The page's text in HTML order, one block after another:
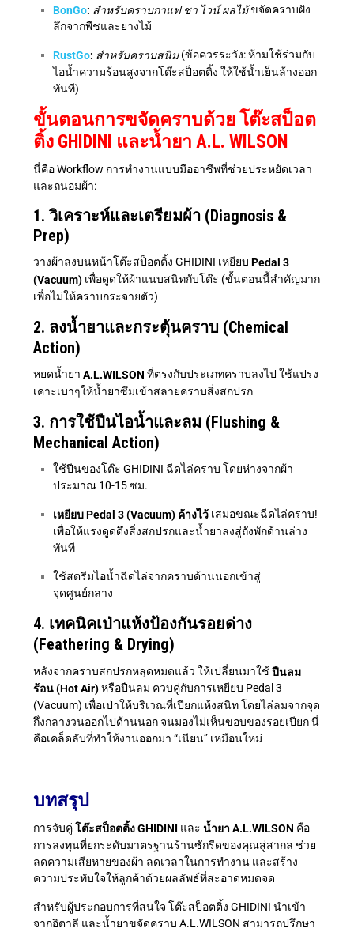
BonGo: สำหรับคราบกาแฟ ชา ไวน์ ผลไม้ขจัดคราบฝัง
ลึกจากพืชและยางไม้
RustGo: สำหรับคราบสนิม(ข้อควรระวัง: ห้ามใช้ร่วมกับ
ไอน้ำความร้อนสูงจากโต๊ะสป็อตติ้ง ให้ใช้น้ำเย็นล้างออก
ทันที)
ขั้นตอนการขจัดคราบด้วย โต๊ะสป็อต
ติ้ง GHIDINI และน้ำยา A.L. WILSON
นี่คือ Workflow การทำงานแบบมืออาชีพที่ช่วยประหยัดเวลา
และถนอมผ้า:
1. วิเคราะห์และเตรียมผ้า (Diagnosis &
Prep)
วางผ้าลงบนหน้าโต๊ะสป็อตติ้ง GHIDINI เหยียบPedal 3
(Vacuum) เพื่อดูดให้ผ้าแนบสนิทกับโต๊ะ (ขั้นตอนนี้สำคัญมาก
เพื่อไม่ให้คราบกระจายตัว)
2. ลงน้ำยาและกระตุ้นคราบ (Chemical
Action)
หยดน้ำยา A.L.WILSON ที่ตรงกับประเภทคราบลงไป ใช้แปรง
เคาะเบาๆให้น้ำยาซึมเข้าสลายคราบสิ่งสกปรก
3. การใช้ปืนไอน้ำและลม (Flushing &
Mechanical Action)
ใช้ปืนของโต๊ะ GHIDINI ฉีดไล่คราบ โดยห่างจากผ้า
ประมาณ 10-15 ซม.
เหยียบ Pedal 3 (Vacuum) ค้างไว้ เสมอขณะฉีดไล่คราบ!
เพื่อให้แรงดูดดึงสิ่งสกปรกและน้ำยาลงสู่ถังพักด้านล่าง
ทันที
ใช้สตรีมไอน้ำฉีดไล่จากคราบด้านนอกเข้าสู่
จุดศูนย์กลาง
4. เทคนิคเป่าแห้งป้องกันรอยด่าง
(Feathering & Drying)
หลังจากคราบสกปรกหลุดหมดแล้ว ให้เปลี่ยนมาใช้ปืนลม
ร้อน (Hot Air)หรือปืนลม ควบคู่กับการเหยียบ Pedal 3
(Vacuum) เพื่อเป่าให้บริเวณที่เปียกแห้งสนิท โดยไล่ลมจากจุด
กึ่งกลางวนออกไปด้านนอก จนมองไม่เห็นขอบของรอยเปียก นี่
คือเคล็ดลับที่ทำให้งานออกมา “เนียน” เหมือนใหม่
บทสรุป
การจับคู่โต๊ะสป็อตติ้ง GHIDINI และน้ำยา A.L.WILSON คือ
การลงทุนที่ยกระดับมาตรฐานร้านซักรีดของคุณสู่สากล ช่วย
ลดความเสียหายของผ้า ลดเวลาในการทำงาน และสร้าง
ความประทับใจให้ลูกค้าด้วยผลลัพธ์ที่สะอาดหมดจด
สำหรับผู้ประกอบการที่สนใจ โต๊ะสป็อตติ้ง GHIDINI นำเข้า
จากอิตาลี และน้ำยาขจัดคราบ A.L.WILSON สามารถปรึกษา